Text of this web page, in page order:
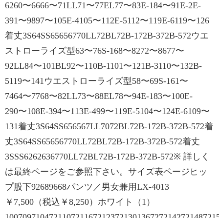
6260〜6666〜71LL71〜77EL77〜83E-184〜91E-2E-
391〜9897〜105E-4105〜112E-5112〜119E-6119〜126
着丈3S64SS65656770LL72BL72B-172B-372B-572ウエ
ストローライズ型63〜76S-168〜8272〜8677〜
92LL84〜101BL92〜110B-1101〜121B-3110〜132B-
5119〜141ウエストローライズ型58〜69S-161〜
7464〜7768〜82LL73〜88EL78〜94E-183〜100E-
290〜108E-394〜113E-499〜119E-5104〜124E-6109〜
131着丈3S64SS656567LL7072BL72B-172B-372B-572着
丈3S64SS65656770LL72BL72B-172B-372B-572着丈
3SSS6262636770LL72BL72B-172B-372B-572※ 詳しく
は最終ページをご参照下さい。サイズ表ページヒッ
プ股下92689668パンツ／男女兼用LX-4013
￥7,500（税込￥8,250）ホワイト（1）